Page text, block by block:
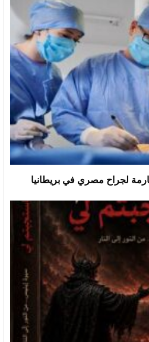
لجراح مصري في بريطانيا